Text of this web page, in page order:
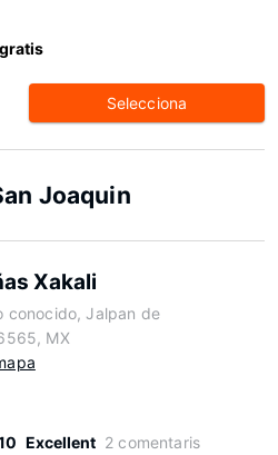
Selecciona
Joaquin
Xakali
conocido, Jalpan de
MX
Excellent 2 comentaris